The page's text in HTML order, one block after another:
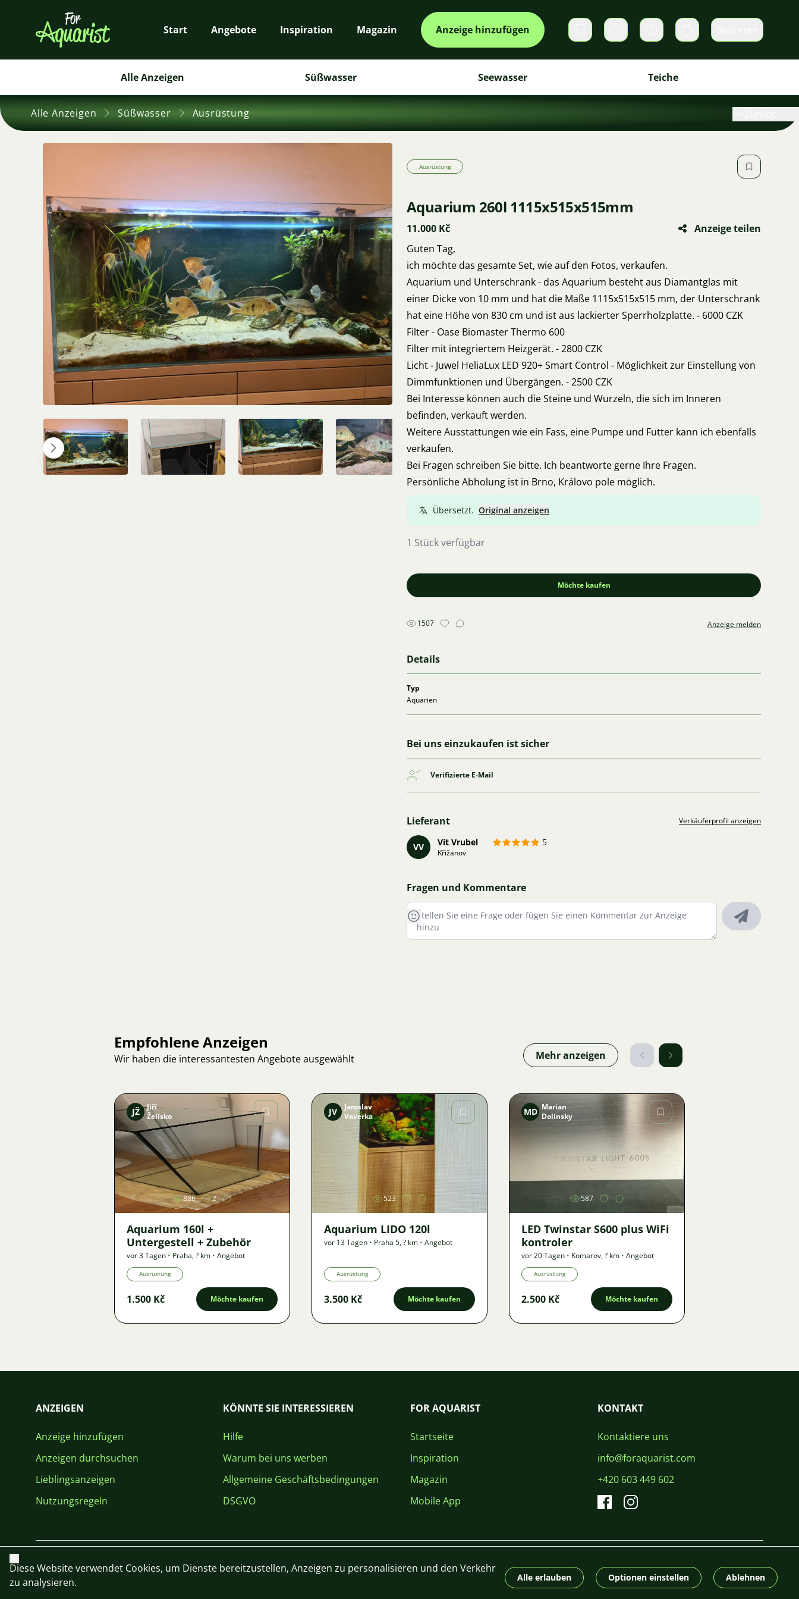
Start Angebote Inspiration Magazin Anzeige hinzufügen DirektnachrichtenWarenkorb
Alle Anzeigen Süßwasser Seewasser Teiche
Alle Anzeigen Süßwasser Ausrüstung
Ausrüstung
Aquarium 260l 1115x515x515mm
11.000 Kč
Anzeige teilen
Guten Tag,
ich möchte das gesamte Set, wie auf den Fotos, verkaufen.
Aquarium und Unterschrank - das Aquarium besteht aus Diamantglas mit
einer Dicke von 10 mm und hat die Maße 1115x515x515 mm, der Unterschrank
hat eine Höhe von 830 cm und ist aus lackierter Sperrholzplatte. - 6000 CZK
Filter - Oase Biomaster Thermo 600
Filter mit integriertem Heizgerät. - 2800 CZK
Licht - Juwel HeliaLux LED 920+ Smart Control - Möglichkeit zur Einstellung von
Dimmfunktionen und Übergängen. - 2500 CZK
Bei Interesse können auch die Steine und Wurzeln, die sich im Inneren
befinden, verkauft werden.
Weitere Ausstattungen wie ein Fass, eine Pumpe und Futter kann ich ebenfalls
verkaufen.
Bei Fragen schreiben Sie bitte. Ich beantworte gerne Ihre Fragen.
Persönliche Abholung ist in Brno, Královo pole möglich.
Übersetzt. Original anzeigen
1 Stück verfügbar
Möchte kaufen
1507 Anzeige melden
Details
Typ
Aquarien
Bei uns einzukaufen ist sicher
Verifizierte E-Mail
Lieferant Verkäuferprofil anzeigen
VV Vít Vrubel 5
Křižanov
Fragen und Kommentare
Empfohlene Anzeigen
Wir haben die interessantesten Angebote ausgewählt Mehr anzeigen
Bild
JŽ
Jiří
Želísko
886 2
Aquarium 160l +
Untergestell + Zubehör
vor 3 Tagen • Praha,? km • Angebot
Ausrüstung
1.500 Kč Möchte kaufen
Bild
JV
Jaroslav
Vaverka
523
Aquarium LIDO 120l
vor 13 Tagen • Praha 5,? km • Angebot
Ausrüstung
3.500 Kč Möchte kaufen
Bild
MD Marian
Dolinsky
587
LED Twinstar S600 plus WiFi
kontroler
vor 20 Tagen • Komarov,? km • Angebot
Ausrüstung
2.500 Kč Möchte kaufen
ANZEIGEN
Anzeige hinzufügen
Anzeigen durchsuchen
Lieblingsanzeigen
Nutzungsregeln
KÖNNTE SIE INTERESSIEREN
Hilfe
Warum bei uns werben
Allgemeine Geschäftsbedingungen
DSGVO
FOR AQUARIST
Startseite
Inspiration
Magazin
Mobile App
KONTAKT
Kontaktiere uns
info@foraquarist.com
+420 603 449 602
CS EN PL DE © 2026 For Aquarist
Schließen
Diese Website verwendet Cookies, um Dienste bereitzustellen, Anzeigen zu personalisieren und den Verkehr
zu analysieren.
Alle erlauben Optionen einstellen Ablehnen